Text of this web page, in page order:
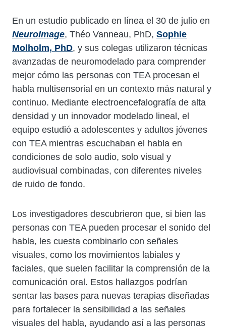
En un estudio publicado en línea el 30 de julio en
NeuroImage, Théo Vanneau, PhD, Sophie
Molholm, PhD, y sus colegas utilizaron técnicas
avanzadas de neuromodelado para comprender
mejor cómo las personas con TEA procesan el
habla multisensorial en un contexto más natural y
continuo. Mediante electroencefalografía de alta
densidad y un innovador modelado lineal, el
equipo estudió a adolescentes y adultos jóvenes
con TEA mientras escuchaban el habla en
condiciones de solo audio, solo visual y
audiovisual combinadas, con diferentes niveles
de ruido de fondo.
Los investigadores descubrieron que, si bien las
personas con TEA pueden procesar el sonido del
habla, les cuesta combinarlo con señales
visuales, como los movimientos labiales y
faciales, que suelen facilitar la comprensión de la
comunicación oral. Estos hallazgos podrían
sentar las bases para nuevas terapias diseñadas
para fortalecer la sensibilidad a las señales
visuales del habla, ayudando así a las personas